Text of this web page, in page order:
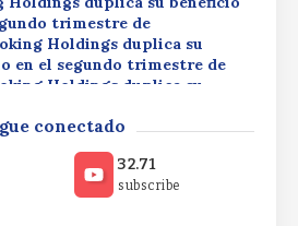
trimestre de
Holdings duplica su
en el segundo trimestre de
Holdings duplica su
su beneficio en un 49,9%
trimestre fiscalDisney
beneficio en un 49,9% en el
fiscalDisney reduce su
en un 49,9% en el tercer
conectado
32.71
subscribe